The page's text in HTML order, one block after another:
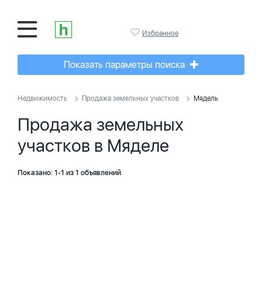
Избранное
Показать параметры поиска
Недвижимость Продажа земельных участков Мядель
Продажа земельных
участков в Мяделе
Показано: 1-1 из 1 объявлений